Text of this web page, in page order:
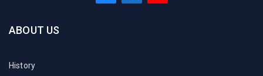
ABOUT US
History